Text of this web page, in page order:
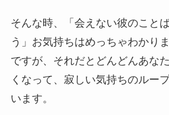
そんな時、「会えない彼のこと
う」お気持ちはめっちゃわかり
ですが、それだとどんどんあな
くなって、寂しい気持ちのルー
います。